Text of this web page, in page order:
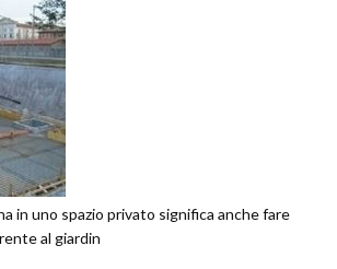
in uno spazio privato significa anche fare
al giardin